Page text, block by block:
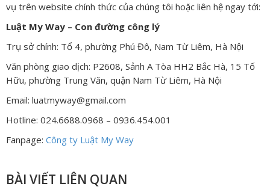
vụ trên website chính thức của chúng tôi hoặc liên hệ ngay tới:
Luật My Way – Con đường công lý
Trụ sở chính: Tổ 4, phường Phú Đô, Nam Từ Liêm, Hà Nội
Văn phòng giao dịch: P2608, Sảnh A Tòa HH2 Bắc Hà, 15 Tố
Hữu, phường Trung Văn, quận Nam Từ Liêm, Hà Nội
Email: luatmyway@gmail.com
Hotline: 024.6688.0968 – 0936.454.001
Fanpage: Công ty Luật My Way
BÀI VIẾT LIÊN QUAN